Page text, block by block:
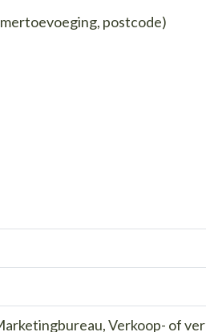
postcode)
Verkoop- of